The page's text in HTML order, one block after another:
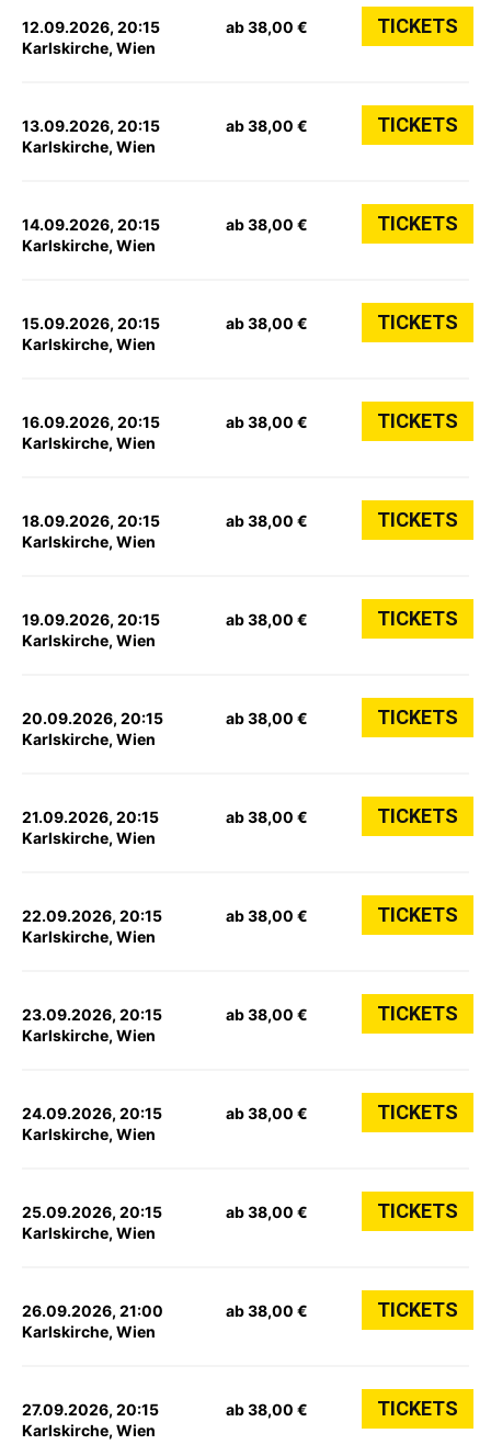
12.09.2026, 20:15
Karlskirche, Wien
ab 38,00 € TICKETS
13.09.2026, 20:15
Karlskirche, Wien
ab 38,00 € TICKETS
14.09.2026, 20:15
Karlskirche, Wien
ab 38,00 € TICKETS
15.09.2026, 20:15
Karlskirche, Wien
ab 38,00 € TICKETS
16.09.2026, 20:15
Karlskirche, Wien
ab 38,00 € TICKETS
18.09.2026, 20:15
Karlskirche, Wien
ab 38,00 € TICKETS
19.09.2026, 20:15
Karlskirche, Wien
ab 38,00 € TICKETS
20.09.2026, 20:15
Karlskirche, Wien
ab 38,00 € TICKETS
21.09.2026, 20:15
Karlskirche, Wien
ab 38,00 € TICKETS
22.09.2026, 20:15
Karlskirche, Wien
ab 38,00 € TICKETS
23.09.2026, 20:15
Karlskirche, Wien
ab 38,00 € TICKETS
24.09.2026, 20:15
Karlskirche, Wien
ab 38,00 € TICKETS
25.09.2026, 20:15
Karlskirche, Wien
ab 38,00 € TICKETS
26.09.2026, 21:00
Karlskirche, Wien
ab 38,00 € TICKETS
27.09.2026, 20:15
Karlskirche, Wien
ab 38,00 € TICKETS